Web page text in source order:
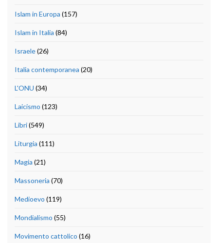
Islam in Europa (157)
Islam in Italia (84)
Israele(26)
Italia contemporanea (20)
L'ONU (34)
Laicismo (123)
Libri(549)
Liturgia (111)
Magia (21)
Massoneria (70)
Medioevo (119)
Mondialismo (55)
Movimento cattolico (16)